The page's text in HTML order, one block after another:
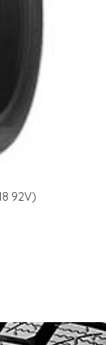
92V)